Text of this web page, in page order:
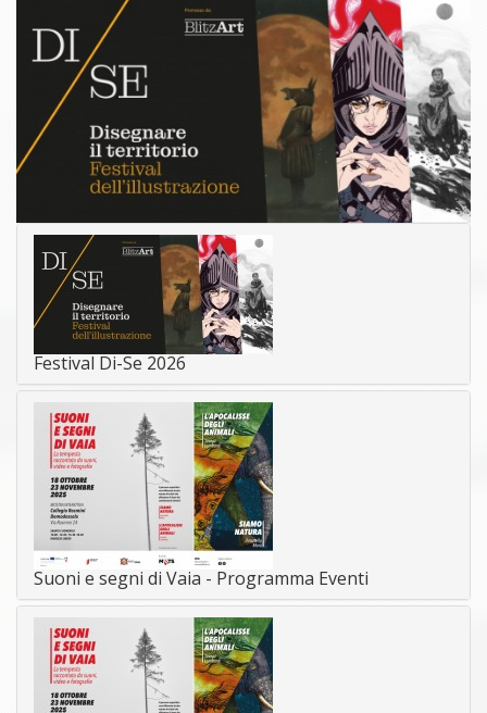
Festival Di-Se 2026
Suoni e segni di Vaia - Programma Eventi